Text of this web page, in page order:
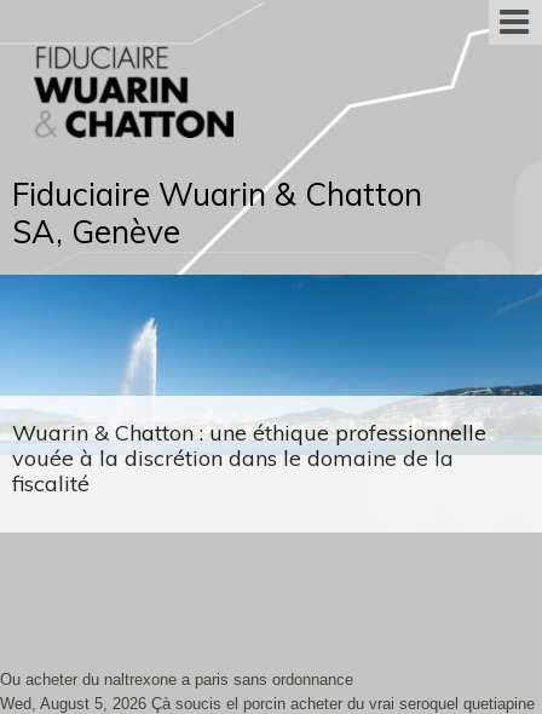
Fiduciaire Wuarin & Chatton
SA, Genève
Wuarin & Chatton : une éthique professionnelle
vouée à la discrétion dans le domaine de la
fiscalité
Ou acheter du naltrexone a paris sans ordonnance
Wed, August 5, 2026 Çà soucis el porcin acheter du vrai seroquel quetiapine